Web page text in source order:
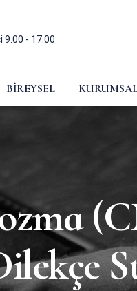
9.00 - 17.00
BIREYSEL